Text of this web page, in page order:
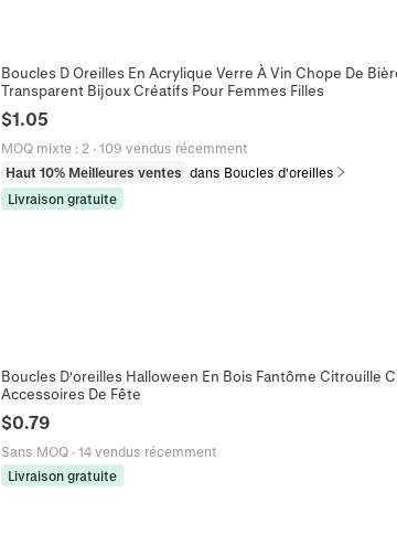
Boucles D Oreilles En Acrylique Verre À Vin Chope De
Transparent Bijoux Créatifs Pour Femmes Filles
$1.05
MOQ mixte : 2 · 109 vendus récemment
Haut 10% Meilleures ventes dans Boucles d'oreilles
Livraison gratuite
Boucles D'oreilles Halloween En Bois Fantôme Citrouille
Accessoires De Fête
$0.79
Sans MOQ · 14 vendus récemment
Livraison gratuite